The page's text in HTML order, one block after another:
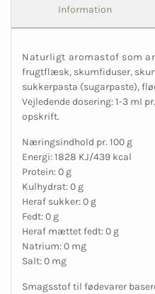
Information
Naturligt aromastof som
frugtflæsk, skumfiduser,
sukkerpasta (sugarpaste),
Vejledende dosering: 1-3 ml
opskrift.
Næringsindhold pr. 100 g
Energi: 1828 KJ/439 kcal
Protein: 0 g
Kulhydrat: 0 g
Heraf sukker: 0 g
Fedt: 0 g
Heraf mættet fedt: 0 g
Natrium: 0 mg
Salt: 0 mg
Smagsstof til fødevarer